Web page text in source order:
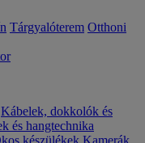
Tárgyalóterem Otthoni
Kábelek, dokkolók és
és hangtechnika
készülékek Kamerák